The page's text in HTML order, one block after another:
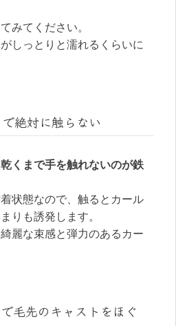
みてください。
しっとりと濡れるくらいに
絶対に触らない
くまで手を触れないのが鉄
状態なので、触るとカール
りも誘発します。
麗な束感と弾力のあるカー
毛先のキャストをほぐ